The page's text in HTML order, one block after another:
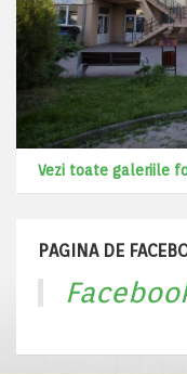
Vezi toate galeriile
PAGINA DE